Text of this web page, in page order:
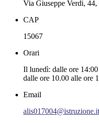
Via Giuseppe Verdi,
CAP
15067
Orari
Il lunedì: dalle ore
dalle ore 10.00 alle ore
Email
alis017004@istruzione.it